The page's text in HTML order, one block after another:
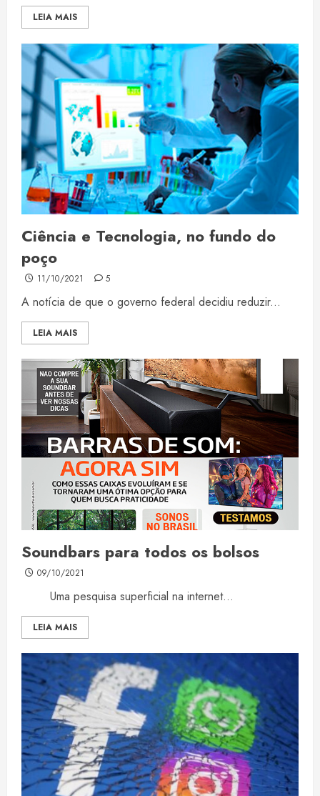
LEIA MAIS
Ciência e Tecnologia, no fundo do
poço
11/10/2021 5
A notícia de que o governo federal decidiu reduzir...
LEIA MAIS
Soundbars para todos os bolsos
09/10/2021
Uma pesquisa superficial na internet...
LEIA MAIS